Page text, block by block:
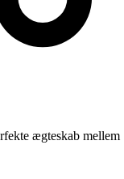
ægteskab mellem